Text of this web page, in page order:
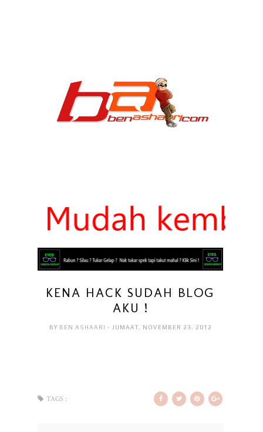
KENA HACK SUDAH BLOG
AKU !
BY BEN ASHAARI - JUMAAT, NOVEMBER 23, 2012
TAGS :